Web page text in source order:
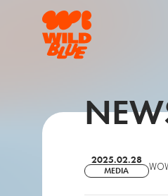
2025.02.28
MEDIA